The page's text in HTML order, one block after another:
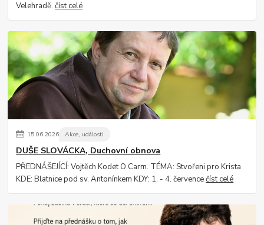
Velehradě.číst celé
15.06.2026 Akce, události
DUŠE SLOVÁCKA, Duchovní obnova
PŘEDNÁŠEJÍCÍ: Vojtěch Kodet O.Carm. TÉMA: Stvořeni pro Krista
KDE: Blatnice pod sv. Antonínkem KDY: 1. - 4. červencečíst celé